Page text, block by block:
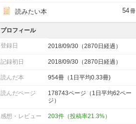
読みたい本 54冊
プロフィール
登録日 2018/09/30（2870日経過）
記録初日 2018/09/30（2870日経過）
読んだ本 954冊（1日平均0.33冊)
読んだページ
178743ページ（1日平均62ペー
ジ）
感想・レビュー 203件（投稿率21.3%）